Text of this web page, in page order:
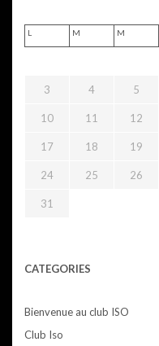
L M M
3 4 5
10 11 12
17 18 19
24 25 26
31
CATEGORIES
Bienvenue au club ISO
Club Iso